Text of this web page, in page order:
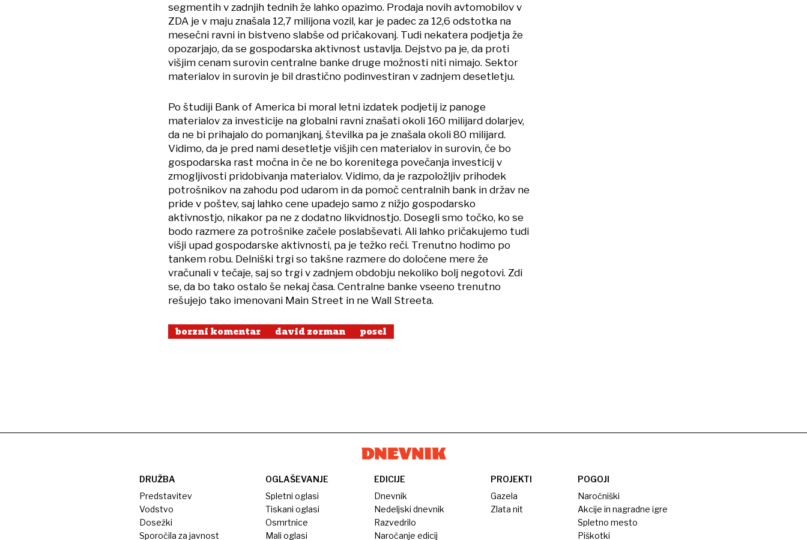
segmentih v zadnjih tednih že lahko opazimo. Prodaja novih avtomobilov v
ZDA je v maju znašala 12,7 milijona vozil, kar je padec za 12,6 odstotka na
mesečni ravni in bistveno slabše od pričakovanj. Tudi nekatera podjetja že
opozarjajo, da se gospodarska aktivnost ustavlja. Dejstvo pa je, da proti
višjim cenam surovin centralne banke druge možnosti niti nimajo. Sektor
materialov in surovin je bil drastično podinvestiran v zadnjem desetletju.
Po študiji Bank of America bi moral letni izdatek podjetij iz panoge
materialov za investicije na globalni ravni znašati okoli 160 milijard dolarjev,
da ne bi prihajalo do pomanjkanj, številka pa je znašala okoli 80 milijard.
Vidimo, da je pred nami desetletje višjih cen materialov in surovin, če bo
gospodarska rast močna in če ne bo korenitega povečanja investicij v
zmogljivosti pridobivanja materialov. Vidimo, da je razpoložljiv prihodek
potrošnikov na zahodu pod udarom in da pomoč centralnih bank in držav ne
pride v poštev, saj lahko cene upadejo samo z nižjo gospodarsko
aktivnostjo, nikakor pa ne z dodatno likvidnostjo. Dosegli smo točko, ko se
bodo razmere za potrošnike začele poslabševati. Ali lahko pričakujemo tudi
višji upad gospodarske aktivnosti, pa je težko reči. Trenutno hodimo po
tankem robu. Delniški trgi so takšne razmere do določene mere že
vračunali v tečaje, saj so trgi v zadnjem obdobju nekoliko bolj negotovi. Zdi
se, da bo tako ostalo še nekaj časa. Centralne banke vseeno trenutno
rešujejo tako imenovani Main Street in ne Wall Streeta.
borzni komentar david zorman posel
DRUŽBA
Predstavitev
Vodstvo
Dosežki
Sporočila za javnost
OGLAŠEVANJE
Spletni oglasi
Tiskani oglasi
Osmrtnice
Mali oglasi
EDICIJE
Dnevnik
Nedeljski dnevnik
Razvedrilo
Naročanje edicij
PROJEKTI
Gazela
Zlata nit
POGOJI
Naročniški
Akcije in nagradne igre
Spletno mesto
Piškotki